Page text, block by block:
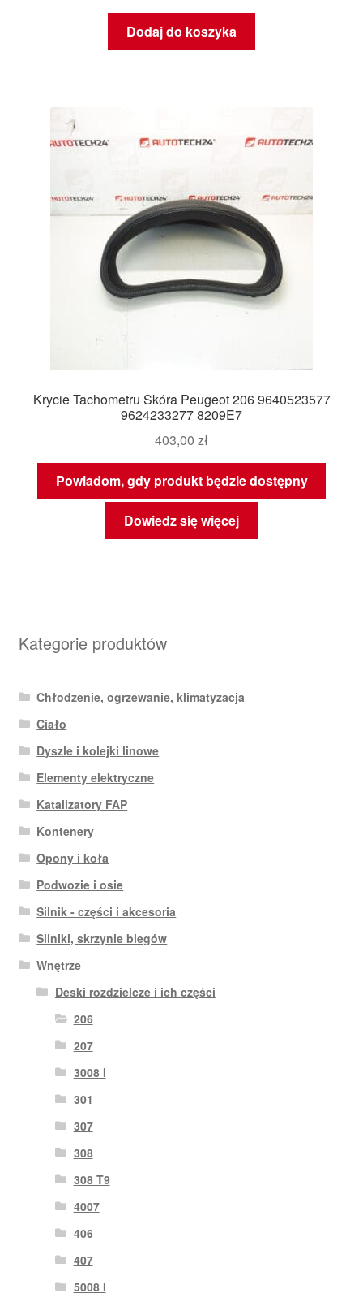
Dodaj do koszyka
Krycie Tachometru Skóra Peugeot 206 9640523577
9624233277 8209E7
403,00 zł
Powiadom, gdy produkt będzie dostępny
Dowiedz się więcej
Kategorie produktów
Chłodzenie, ogrzewanie, klimatyzacja
Ciało
Dyszle i kolejki linowe
Elementy elektryczne
Katalizatory FAP
Kontenery
Opony i koła
Podwozie i osie
Silnik - części i akcesoria
Silniki, skrzynie biegów
Wnętrze
Deski rozdzielcze i ich części
206
207
3008 I
301
307
308
308 T9
4007
406
407
5008 I